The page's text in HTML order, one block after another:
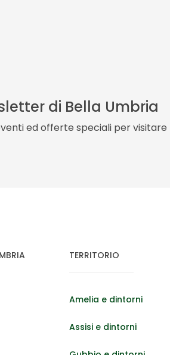
di Bella Umbria
ed offerte speciali per visitare
TERRITORIO
Amelia e dintorni
Assisi e dintorni